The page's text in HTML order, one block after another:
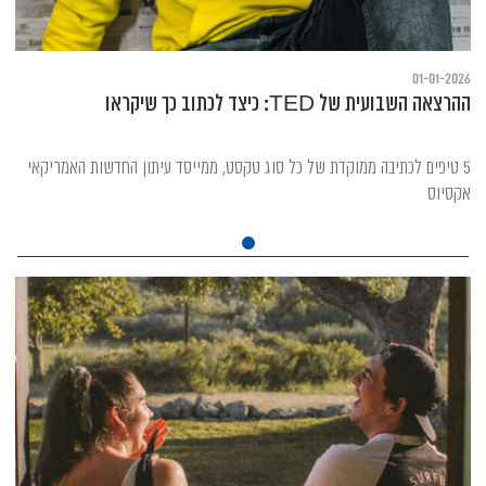
01-01-2026
ההרצאה השבועית של TED: כיצד לכתוב כך שיקראו
5 טיפים לכתיבה ממוקדת של כל סוג טקסט, ממייסד עיתון החדשות האמריקאי
אקסיוס